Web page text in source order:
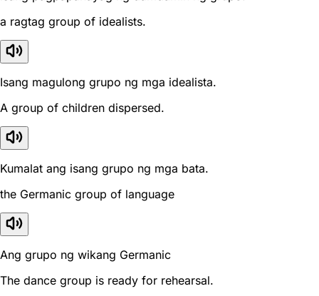
a ragtag group of idealists.
Isang magulong grupo ng mga idealista.
A group of children dispersed.
Kumalat ang isang grupo ng mga bata.
the Germanic group of language
Ang grupo ng wikang Germanic
The dance group is ready for rehearsal.